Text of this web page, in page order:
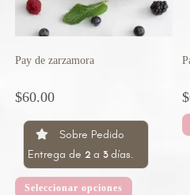
Pay de zarzamora
$60.00
Sobre Pedido
Entrega de 2a 3días.
Seleccionar opciones
$